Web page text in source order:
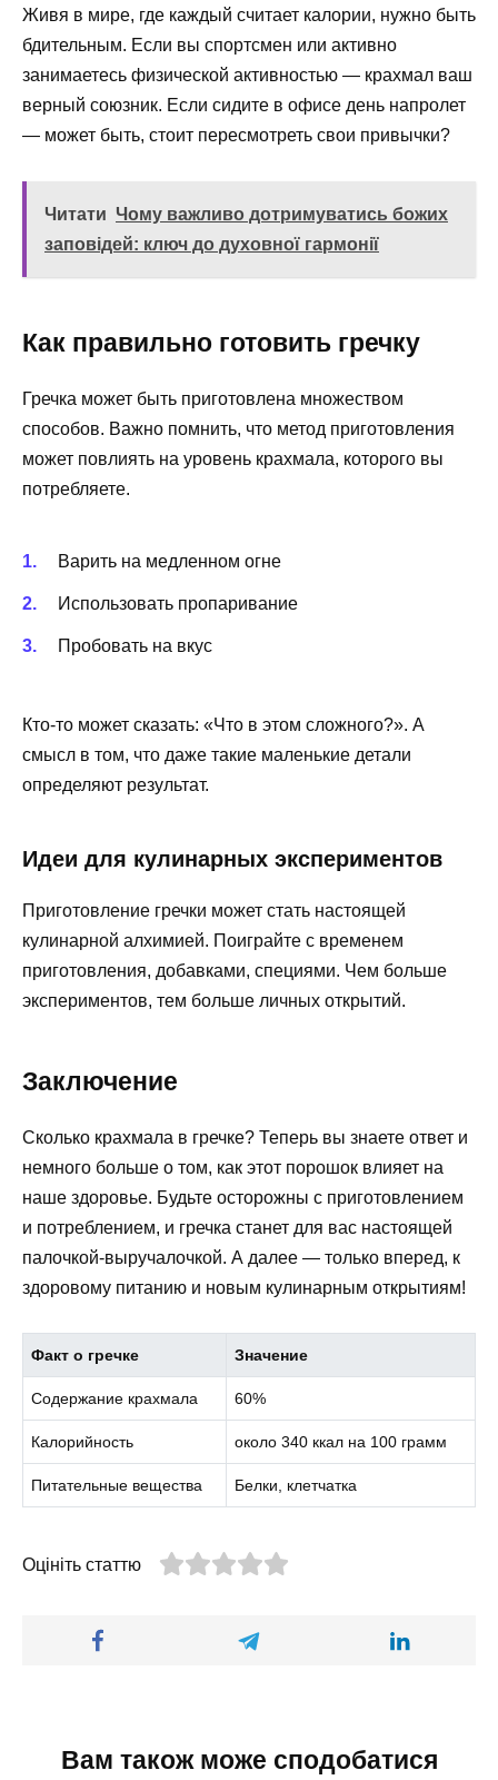
Живя в мире, где каждый считает калории, нужно быть
бдительным. Если вы спортсмен или активно
занимаетесь физической активностью — крахмал ваш
верный союзник. Если сидите в офисе день напролет
— может быть, стоит пересмотреть свои привычки?
Читати Чому важливо дотримуватись божих
заповідей: ключ до духовної гармонії
Как правильно готовить гречку
Гречка может быть приготовлена множеством
способов. Важно помнить, что метод приготовления
может повлиять на уровень крахмала, которого вы
потребляете.
Варить на медленном огне
Использовать пропаривание
Пробовать на вкус
Кто-то может сказать: «Что в этом сложного?». А
смысл в том, что даже такие маленькие детали
определяют результат.
Идеи для кулинарных экспериментов
Приготовление гречки может стать настоящей
кулинарной алхимией. Поиграйте с временем
приготовления, добавками, специями. Чем больше
экспериментов, тем больше личных открытий.
Заключение
Сколько крахмала в гречке? Теперь вы знаете ответ и
немного больше о том, как этот порошок влияет на
наше здоровье. Будьте осторожны с приготовлением
и потреблением, и гречка станет для вас настоящей
палочкой-выручалочкой. А далее — только вперед, к
здоровому питанию и новым кулинарным открытиям!
Факт о гречке Значение
Содержание крахмала 60%
Калорийность около 340 ккал на 100 грамм
Питательные вещества Белки, клетчатка
Оцініть статтю
Вам також може сподобатися